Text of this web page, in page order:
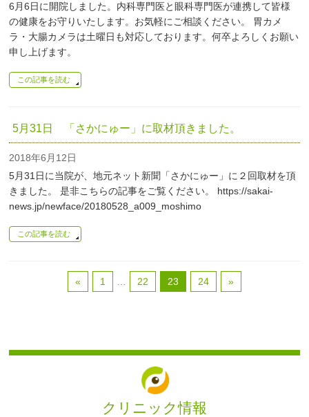
6月6日に開院しました。内科専門医と眼科専門医が連携して皆様
の健康をお守りいたします。お気軽にご相談ください。 胃カメ
ラ・大腸カメラは土曜日も対応しております。何卒よろしくお願い
申し上げます。
この記事を読む
5月31日 「さかにゅー」に取材頂きました。
2018年6月12日
5月31日に当院が、地元ネット新聞「さかにゅー」に２回取材を頂
きました。 是非こちらの記事をご覧ください。 https://sakai-
news.jp/newface/20180528_a009_moshimo
この記事を読む
« 1 … 22 23 24 »
クリニック情報